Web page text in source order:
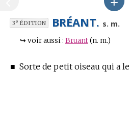
3eÉDITION BRÉANT. s. m.
↪ voir aussi : Bruant (n. m.)
■ Sorte de petit oiseau qui a